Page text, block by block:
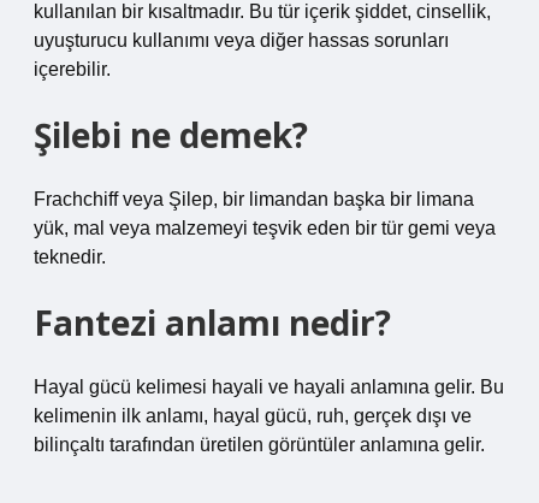
kullanılan bir kısaltmadır. Bu tür içerik şiddet, cinsellik,
uyuşturucu kullanımı veya diğer hassas sorunları
içerebilir.
Şilebi ne demek?
Frachchiff veya Şilep, bir limandan başka bir limana
yük, mal veya malzemeyi teşvik eden bir tür gemi veya
teknedir.
Fantezi anlamı nedir?
Hayal gücü kelimesi hayali ve hayali anlamına gelir. Bu
kelimenin ilk anlamı, hayal gücü, ruh, gerçek dışı ve
bilinçaltı tarafından üretilen görüntüler anlamına gelir.